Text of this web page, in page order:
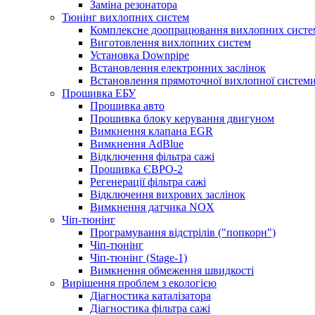
Заміна резонатора
Тюнінг вихлопних систем
Комплексне доопрацювання вихлопних
Виготовлення вихлопних систем
Установка Downpipe
Встановлення електронних заслінок
Встановлення прямоточної вихлопної
Прошивка ЕБУ
Прошивка авто
Прошивка блоку керування двигуном
Вимкнення клапана EGR
Вимкнення AdBlue
Відключення фільтра сажі
Прошивка ЄВРО-2
Регенерації фільтра сажі
Відключення вихрових заслінок
Вимкнення датчика NOX
Чіп-тюнінг
Програмування відстрілів ("попкорн")
Чіп-тюнінг
Чіп-тюнінг (Stage-1)
Вимкнення обмеження швидкості
Вирішення проблем з екологією
Діагностика каталізатора
Діагностика фільтра сажі